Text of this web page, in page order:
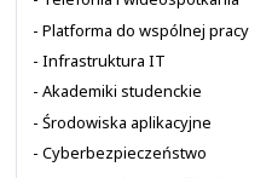
Grafiki wykorzystane na
Część z nich została
dla Partnerów
internetowych z gotowymi